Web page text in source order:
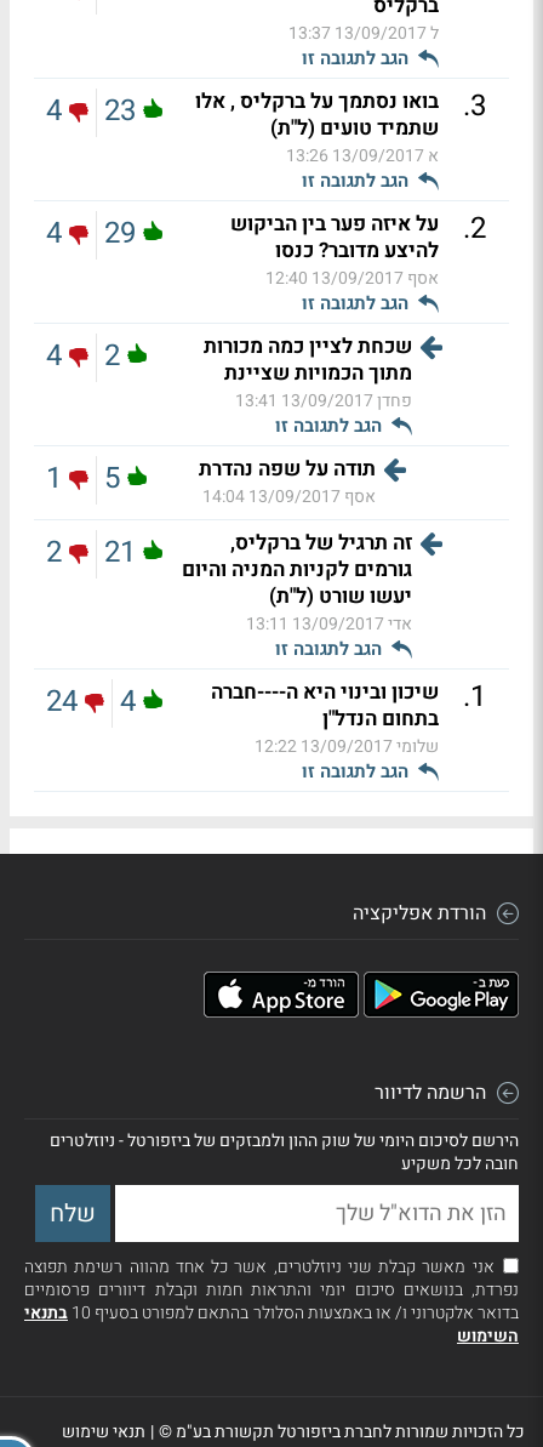
ל13/09/2017 13:37
הגב לתגובה זו
3
.
בואו נסתמך על ברקליס , אלו
שתמיד טועים (ל"ת)
א 13/09/2017 13:26
הגב לתגובה זו
23
4
2
.
על איזה פער בין הביקוש
להיצע מדובר? כנסו
אסף 13/09/2017 12:40
הגב לתגובה זו
29
4
שכחת לציין כמה מכורות
מתוך הכמויות שציינת
פחדן13/09/2017 13:41
הגב לתגובה זו
2
4
תודה על שפה נהדרת
אסף 13/09/2017 14:04
5
1
זה תרגיל של ברקליס,
גורמים לקניות המניה והיום
יעשו שורט (ל"ת)
אדי13/09/2017 13:11
הגב לתגובה זו
21
2
1
.
שיכון ובינוי היא ה----חברה
בתחום הנדל"ן
שלומי13/09/2017 12:22
הגב לתגובה זו
4
24
הורדת אפליקציה
הרשמה לדיוור
הירשם לסיכום היומי של שוק ההון ולמבזקים של ביזפורטל - ניוזלטרים
חובה לכל משקיע
אני מאשר קבלת שני ניוזלטרים, אשר כל אחד מהווה רשימת תפוצה
נפרדת, בנושאים סיכום יומי והתראות חמות וקבלת דיוורים פרסומיים
בדואר אלקטרוני ו/ או באמצעות הסלולר בהתאם למפורט בסעיף 10
בתנאי
השימוש
כל הזכויות שמורות לחברת ביזפורטל תקשורת בע"מ ©| תנאי שימוש